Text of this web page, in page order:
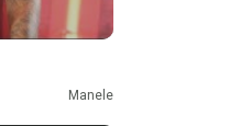
Manele